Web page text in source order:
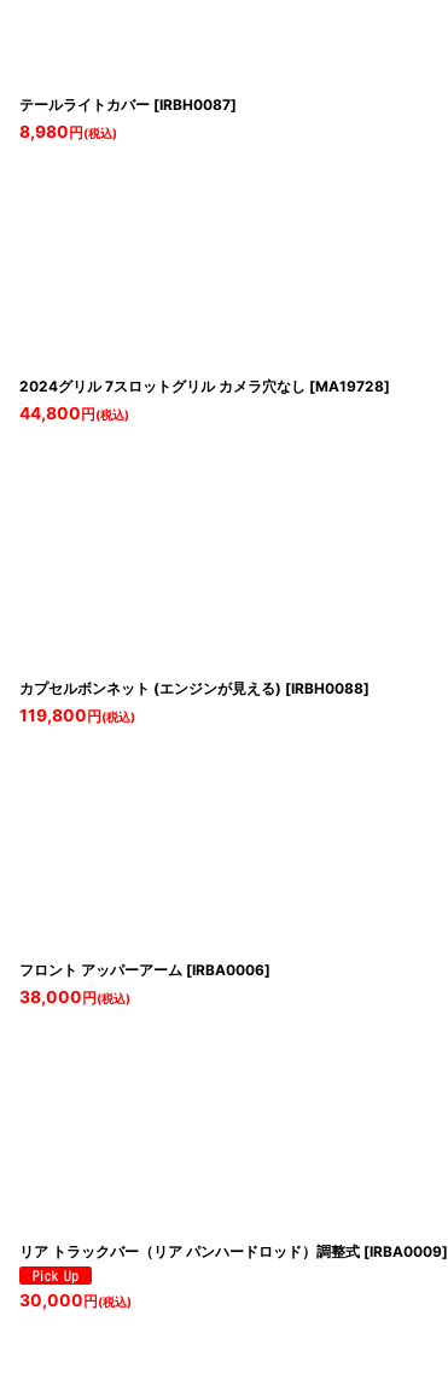
テールライトカバー [IRBH0087]
8,980 円 (税込)
2024グリル 7スロットグリル カメラ穴なし [MA19728]
44,800 円 (税込)
カプセルボンネット (エンジンが見える) [IRBH0088]
119,800 円 (税込)
フロント アッパーアーム [IRBA0006]
38,000 円 (税込)
リア トラックバー（リア パンハードロッド）調整式 [IRBA0009]
30,000円(税込)